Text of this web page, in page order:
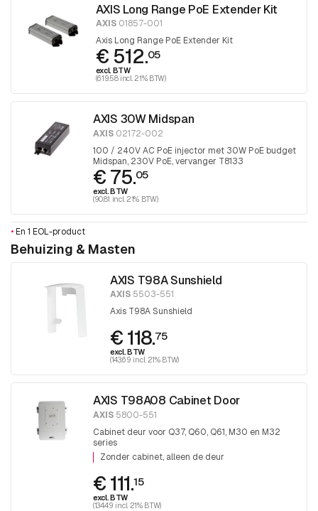
AXIS Long Range PoE Extender Kit
AXIS01857-001
Axis Long Range PoE Extender Kit
€ 512.05
excl. BTW
(619.58 incl. 21% BTW)
AXIS 30W Midspan
AXIS 02172-002
100 / 240V AC PoE injector met 30W PoE budget
Midspan, 230V PoE, vervanger T8133
€ 75.05
excl. BTW
(90.81 incl. 21% BTW)
• En 1 EOL-product
Behuizing & Masten
AXIS T98A Sunshield
AXIS 5503-551
Axis T98A Sunshield
€ 118.75
excl. BTW
(143.69 incl. 21% BTW)
AXIS T98A08 Cabinet Door
AXIS 5800-551
Cabinet deur voor Q37, Q60, Q61, M30 en M32
series
Zonder cabinet, alleen de deur
€ 111.15
excl. BTW
(134.49 incl. 21% BTW)